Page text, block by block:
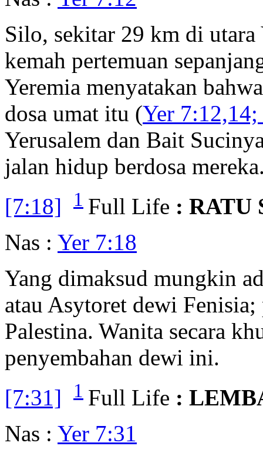
Silo, sekitar 29 km di utara
kemah pertemuan
Yeremia menyatakan
dosa umat itu (Yer
Yerusalem dan Bait
jalan hidup berdosa
[7:18]
1 Full Life : RATU
Nas : Yer 7:18
Yang dimaksud mungkin
atau Asytoret dewi
Palestina. Wanita secara
penyembahan dewi ini.
[7:31]
1 Full Life :
Nas : Yer 7:31